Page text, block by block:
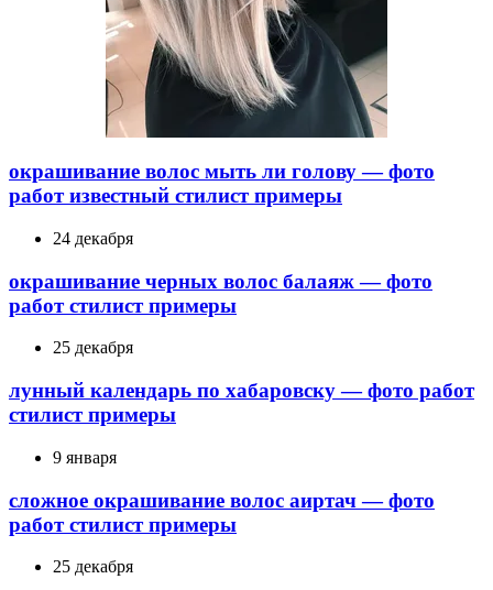
окрашивание волос мыть ли голову — фото
работ известный стилист примеры
24 декабря
окрашивание черных волос балаяж — фото
работ стилист примеры
25 декабря
лунный календарь по хабаровску — фото работ
стилист примеры
9 января
сложное окрашивание волос аиртач — фото
работ стилист примеры
25 декабря